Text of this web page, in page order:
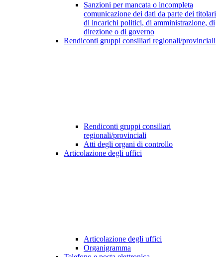
Sanzioni per mancata o incompleta
comunicazione dei dati da parte dei titolari
di incarichi politici, di amministrazione, di
direzione o di governo
Rendiconti gruppi consiliari regionali/provinciali
Rendiconti gruppi consiliari
regionali/provinciali
Atti degli organi di controllo
Articolazione degli uffici
Articolazione degli uffici
Organigramma